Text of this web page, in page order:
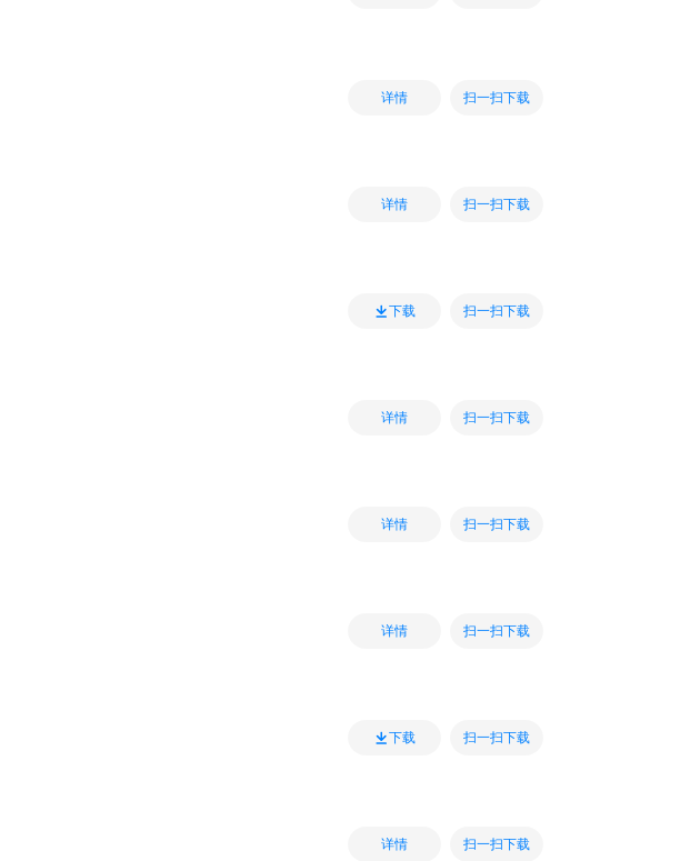
详情 扫一扫下载
详情 扫一扫下载
下载 扫一扫下载
详情 扫一扫下载
详情 扫一扫下载
详情 扫一扫下载
下载 扫一扫下载
详情 扫一扫下载